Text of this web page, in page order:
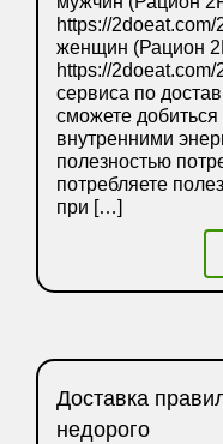
https://
женщин (Рацион
https://
сервиса по
сможете
внутренними
полезностью
потребляете
при […]
Доставка
недорого